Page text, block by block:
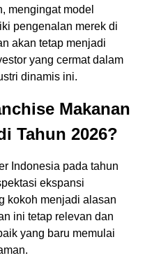
mengingat model
pengenalan merek di
akan tetap menjadi
yang cermat dalam
dinamis ini.
Makanan
Tahun 2026?
Indonesia pada tahun
ekspansi
kokoh menjadi alasan
ini tetap relevan dan
yang baru memulai